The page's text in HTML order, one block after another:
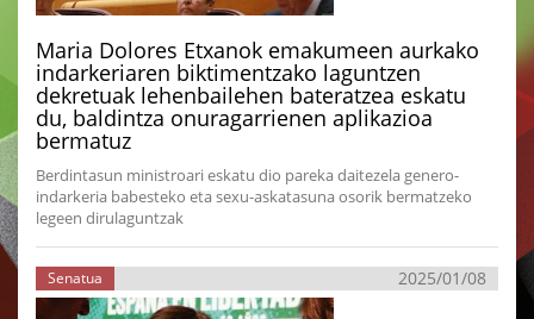
Maria Dolores Etxanok emakumeen aurkako
indarkeriaren biktimentzako laguntzen
dekretuak lehenbailehen bateratzea eskatu
du, baldintza onuragarrienen aplikazioa
bermatuz
Berdintasun ministroari eskatu dio pareka daitezela genero-
indarkeria babesteko eta sexu-askatasuna osorik bermatzeko
legeen dirulaguntzak
Senatua 2025/01/08